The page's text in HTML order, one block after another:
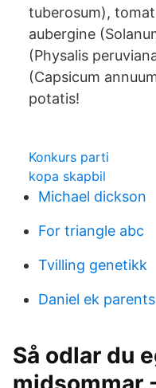
tuberosum),
aubergine
(Physalis
(Capsicum
potatis!
Konkurs parti
kopa skapbil
Michael dickson
For triangle abc
Tvilling genetikk
Daniel ek parents
Så odlar du